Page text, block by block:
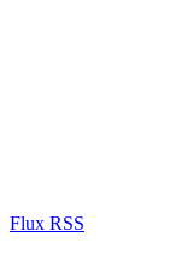
Flux RSS